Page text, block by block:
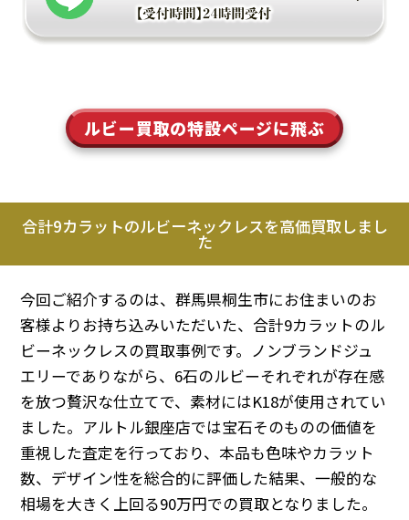
ルビー買取の特設ページに飛ぶ
合計9カラットのルビーネックレスを高価買取しまし
た
今回ご紹介するのは、群馬県桐生市にお住まいのお
客様よりお持ち込みいただいた、合計9カラットのル
ビーネックレスの買取事例です。ノンブランドジュ
エリーでありながら、6石のルビーそれぞれが存在感
を放つ贅沢な仕立てで、素材にはK18が使用されてい
ました。アルトル銀座店では宝石そのものの価値を
重視した査定を行っており、本品も色味やカラット
数、デザイン性を総合的に評価した結果、一般的な
相場を大きく上回る90万円での買取となりました。